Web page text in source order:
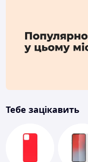
Тебе зацікавить